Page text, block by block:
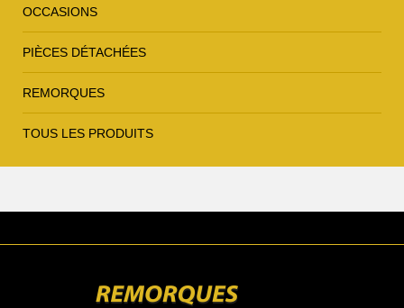
OCCASIONS
PIÈCES DÉTACHÉES
REMORQUES
TOUS LES PRODUITS